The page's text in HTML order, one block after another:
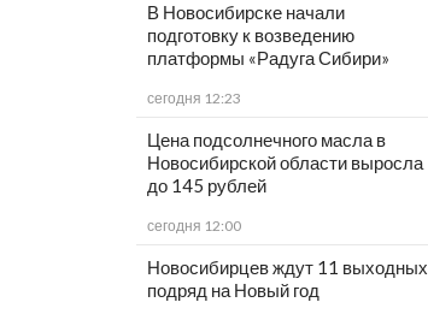
В Новосибирске начали
подготовку к возведению
платформы «Радуга Сибири»
сегодня 12:23
Цена подсолнечного масла в
Новосибирской области выросла
до 145 рублей
сегодня 12:00
Новосибирцев ждут 11 выходных
подряд на Новый год